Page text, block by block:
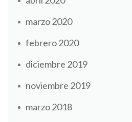
marzo 2020
febrero 2020
diciembre 2019
noviembre 2019
marzo 2018